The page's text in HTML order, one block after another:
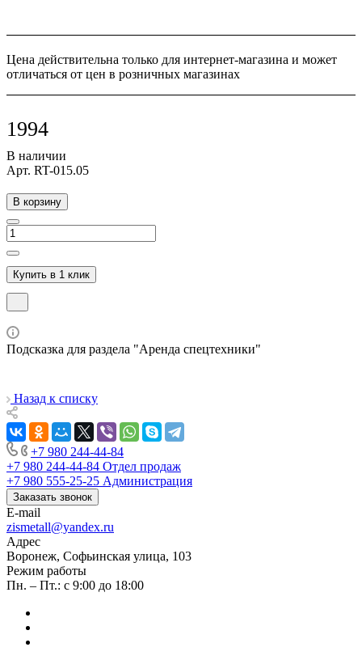
Цена действительна только для интернет-магазина и может
отличаться от цен в розничных магазинах
1994
В наличии
Арт. RT-015.05
В корзину
Купить в 1 клик
Подсказка для раздела "Аренда спецтехники"
Назад к списку
+7 980 244-44-84
+7 980 244-44-84 Отдел продаж
+7 980 555-25-25 Администрация
Заказать звонок
E-mail
zismetall@yandex.ru
Адрес
Воронеж, Софьинская улица, 103
Режим работы
Пн. – Пт.: с 9:00 до 18:00